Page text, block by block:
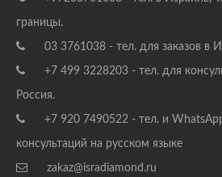
границы.
03 3761038 - тел. для заказов в
+7 499 3228203 - тел. для
Россия.
+7 920 7490522 - тел. и
консультаций на русском языке
zakaz@isradiamond.ru